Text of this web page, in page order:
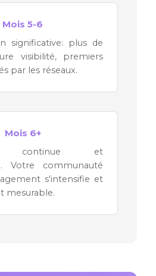
Mois 5-6
significative: plus de
visibilité, premiers
par les réseaux.
Mois 6+
continue et
Votre communauté
s'intensifie et
mesurable.